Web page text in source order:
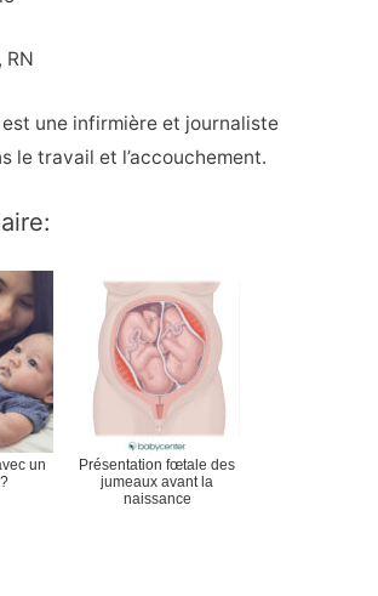
RN
est une infirmière et journaliste
le travail et l’accouchement.
un
Présentation fœtale des
jumeaux avant la
naissance